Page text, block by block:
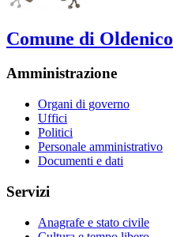
Comune di Oldenico
Amministrazione
Organi di governo
Uffici
Politici
Personale amministrativo
Documenti e dati
Servizi
Anagrafe e stato civile